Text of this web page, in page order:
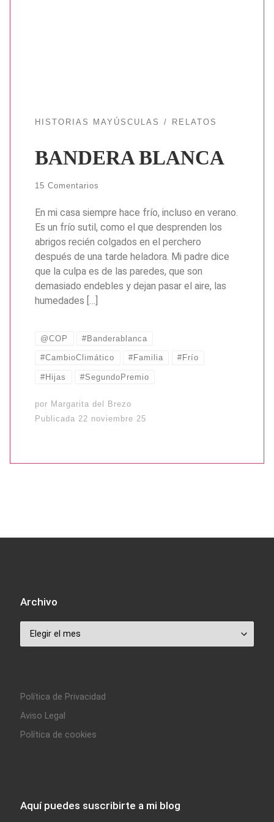
HISTORIAS MAYÚSCULAS RELATOS
BANDERA BLANCA
15 Comentarios
En mi casa siempre hace frío, incluso en verano.
Es un frío sutil, como el que desprenden los
abrigos recién colgados en el perchero
después de una tarde heladora. Mi padre dice
que la culpa es de las paredes, que son
demasiado endebles y dejan pasar el aire, las
humedades […]
@COP #Banderablanca
#CambioClimático #Familia #Frío
#Hijas #SegundoPremio
por Margarita del Brezo
Publicada 22 noviembre 25
Archivo
Archivo
Política de Privacidad
Aviso Legal
Política de cookies
Aquí puedes suscribirte a mi blog